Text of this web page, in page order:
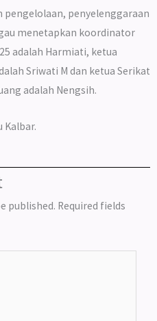
penyelenggaraan
menetapkan koordinator
adalah Harmiati, ketua
Sriwati M dan ketua Serikat
adalah Nengsih.
Kalbar.
published. Required fields